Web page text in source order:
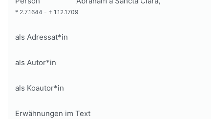
* 2.7.1644 - † 1.12.1709
als Adressat*in
als Autor*in
als Koautor*in
Erwähnungen im Text